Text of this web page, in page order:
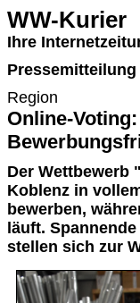
WW-Kurier
Ihre
Pressemitteilung
Region
Online-
Der Wettbewerb
Koblenz in
bewerben,
läuft.
stellen sich zur